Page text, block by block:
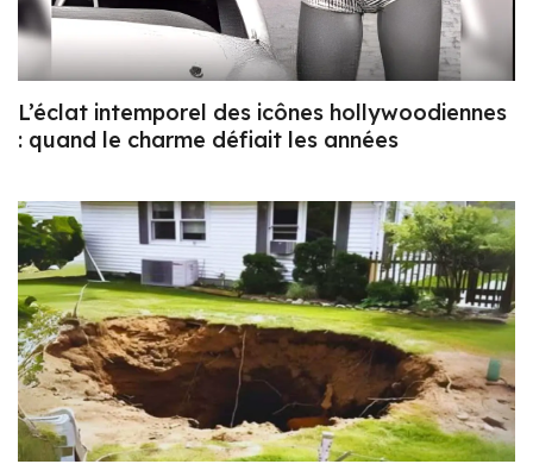
L’éclat intemporel des icônes hollywoodiennes
: quand le charme défiait les années